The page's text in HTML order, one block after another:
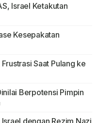
Israel Ketakutan
Kesepakatan
Saat Pulang ke
Berpotensi Pimpin
dengan Rezim Nazi